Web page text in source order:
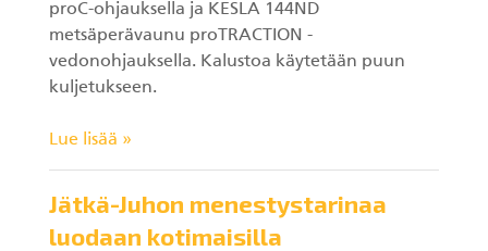
proC-ohjauksella ja KESLA 144ND
metsäperävaunu proTRACTION -
vedonohjauksella. Kalustoa käytetään puun
kuljetukseen.
Lue lisää »
Jätkä-Juhon menestystarinaa
luodaan kotimaisilla